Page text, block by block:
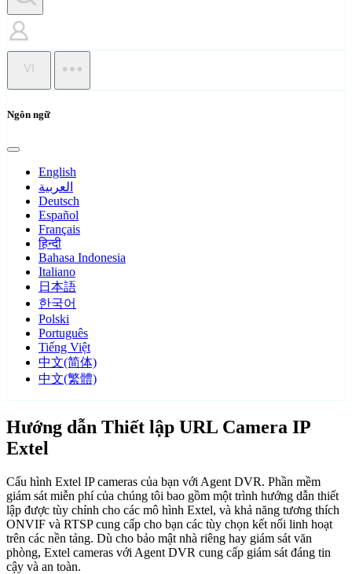
VI
Ngôn ngữ
English
العربية
Deutsch
Español
Français
हिन्दी
Bahasa Indonesia
Italiano
日本語
한국어
Polski
Português
Tiếng Việt
中文(简体)
中文(繁體)
Hướng dẫn Thiết lập URL Camera IP
Extel
Cấu hình Extel IP cameras của bạn với Agent DVR. Phần mềm
giám sát miễn phí của chúng tôi bao gồm một trình hướng dẫn thiết
lập được tùy chỉnh cho các mô hình Extel, và khả năng tương thích
ONVIF và RTSP cung cấp cho bạn các tùy chọn kết nối linh hoạt
trên các nền tảng. Dù cho bảo mật nhà riêng hay giám sát văn
phòng, Extel cameras với Agent DVR cung cấp giám sát đáng tin
cậy và an toàn.